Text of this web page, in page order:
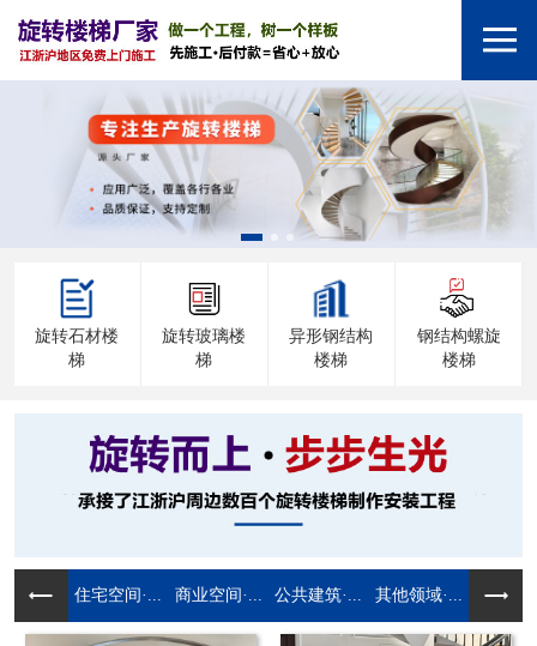
旋转石材楼
梯
旋转玻璃楼
梯
异形钢结构
楼梯
钢结构螺旋
楼梯
住宅空间·... 商业空间·... 公共建筑·... 其他领域·...